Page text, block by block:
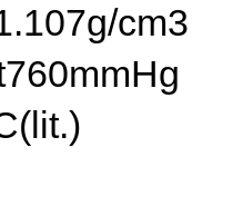
cm3